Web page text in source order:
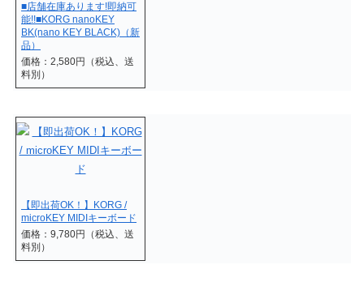
■店舗在庫あります!即納可
能!!■KORG nanoKEY
BK(nano KEY BLACK)（新
品）
価格：2,580円（税込、送
料別）
【即出荷OK！】KORG /
microKEY MIDIキーボード
価格：9,780円（税込、送
料別）